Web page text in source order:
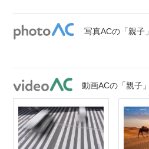
写真ACの「親子
動画ACの「親子